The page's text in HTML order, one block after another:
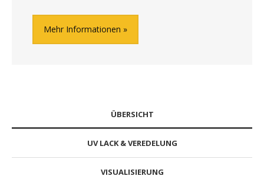
Mehr Informationen
ÜBERSICHT
UV LACK & VEREDELUNG
VISUALISIERUNG